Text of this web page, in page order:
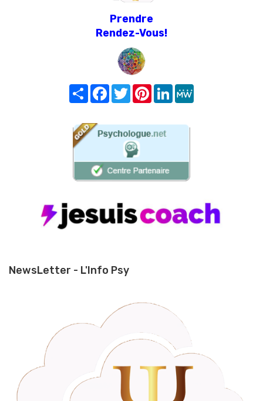
Prendre
Rendez-Vous!
Share FacebookTwitterPinterest
LinkedIn
NewsLetter - L'Info Psy